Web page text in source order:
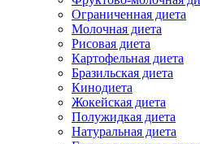
Ограниченная диета
Молочная диета
Рисовая диета
Картофельная диета
Бразильская диета
Кинодиета
Жокейская диета
Полужидкая диета
Натуральная диета